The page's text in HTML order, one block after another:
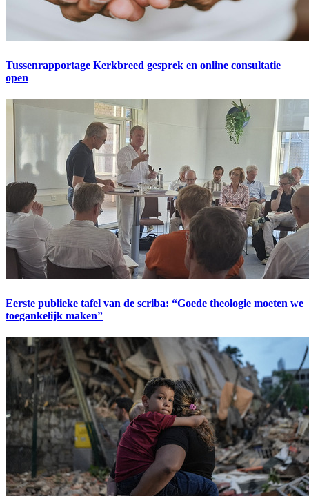
Tussenrapportage Kerkbreed gesprek en online consultatie
open
Eerste publieke tafel van de scriba: “Goede theologie moeten we
toegankelijk maken”